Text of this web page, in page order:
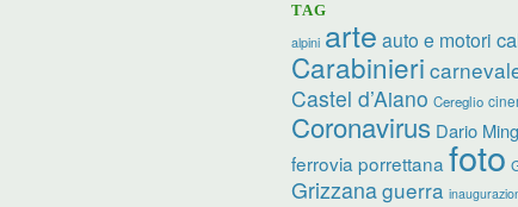
TAG
alpini arte auto e motori
Carabinieri
Castel d’Aiano Cereglio
Coronavirus Dario
ferrovia porrettana foto
Grizzanaguerra